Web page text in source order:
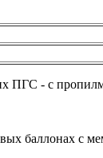
ПГС - с
баллонах с